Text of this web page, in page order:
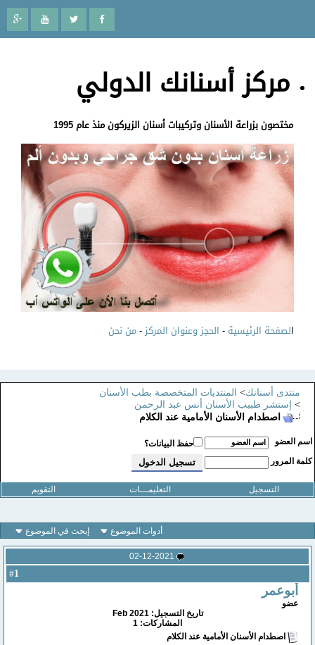
مركز أسنانك الدولي
مختصون بزراعة الأسنان وتركيبات أسنان الزيركون منذ عام 1995
لصفحة الرئيسية-الحجز وعنوان المركز-من نحن
منتدى أسنانك>المنتديات المتخصصة بطب الأسنان
>إستشر طبيب الأسنان أنس عبد الرحمن
اصطدام الأسنان الأمامية عند الكلام
اسم العضو
حفظ البيانات؟
كلمة المرور
التسجيل التعليمـــات التقويم
أدوات الموضوع إبحث في الموضوع
02-12-2021
أبوعمر
عضو
تاريخ التسجيل: Feb 2021
المشاركات: 1
اصطدام الأسنان الأمامية عند الكلام